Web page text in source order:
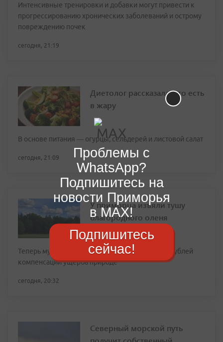
Интенсивные тренировки и добавки могут привести к
прогрессированию хронических заболеваний и острому
повреждению почек
сегодня, 21:19
Диетолог рассказала, что есть
в жару
В основе питания — огурцы, сельдерей и листовой салат
сегодня, 21:09
У приморца изъяли тушу
благородного оленя
Теперь мужчина должен выплатить 210 тысяч рублей
компенсации ущерба природе
сегодня, 20:32
Северный морской путь
Проблемы с
WhatsApp?
Подпишитесь на
новости Приморья
в MAX!
Подпишитесь
сейчас!